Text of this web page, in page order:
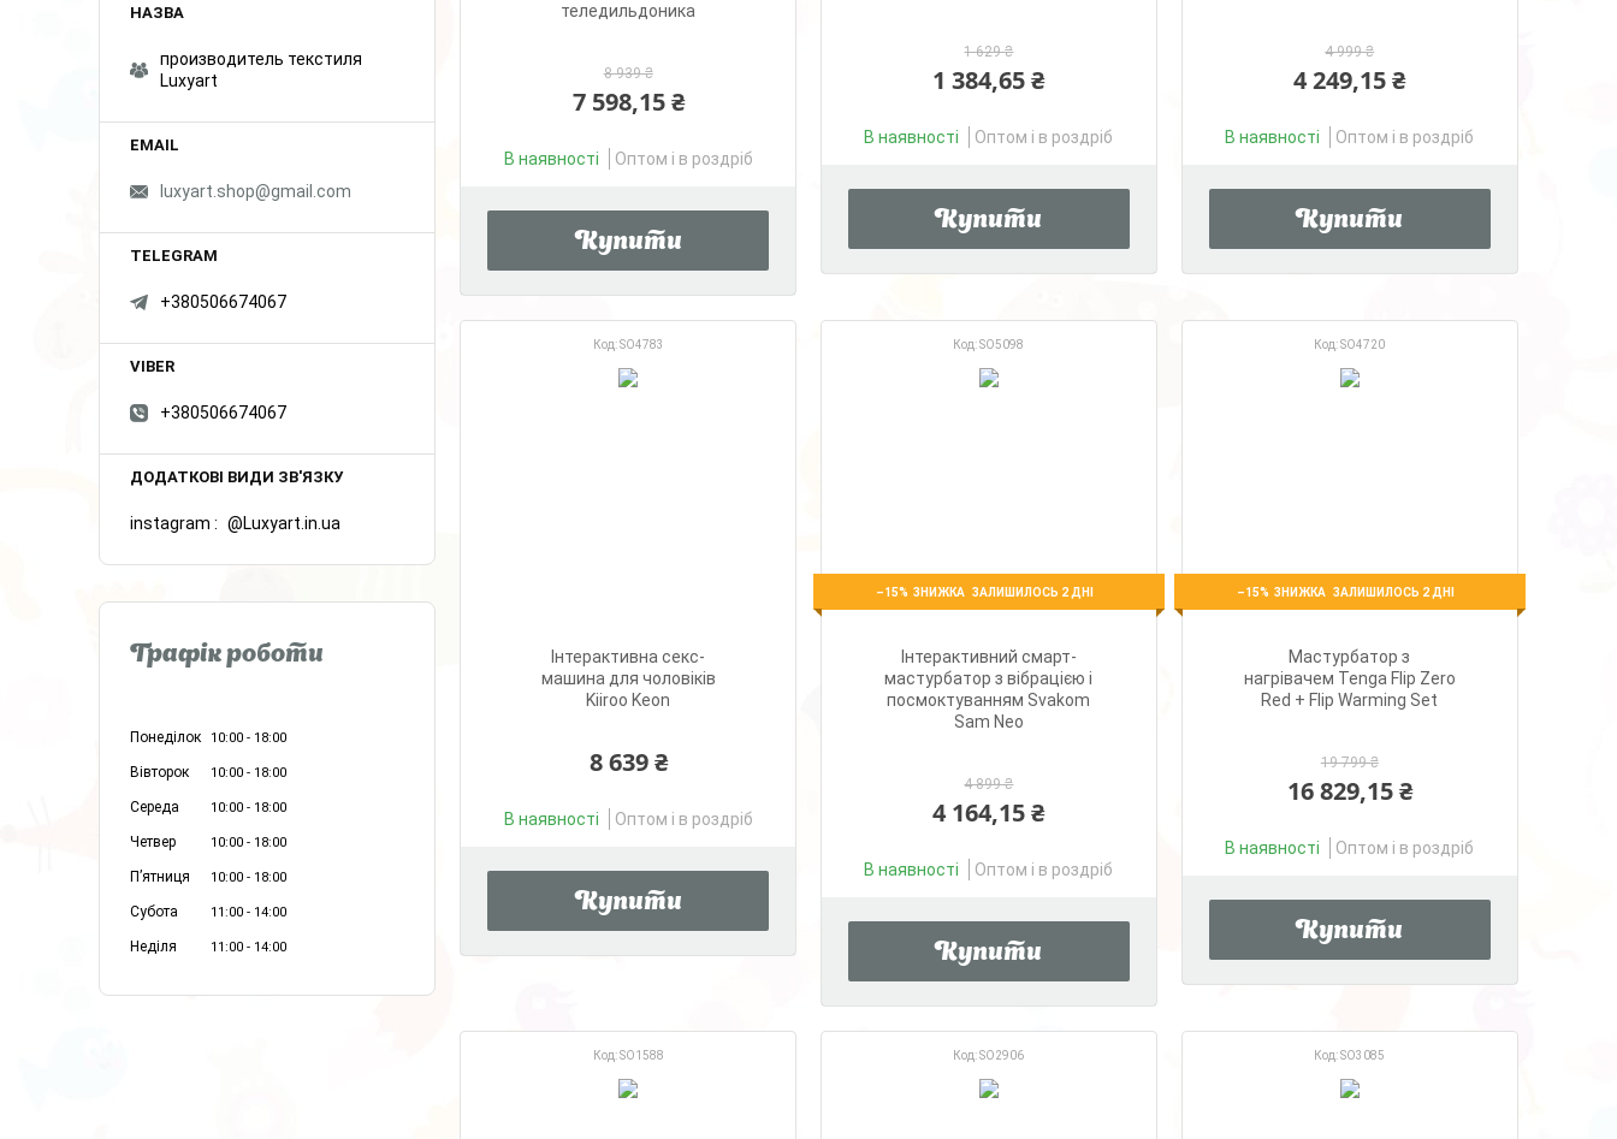
теледильдоника
8 939 ₴
7 598,15 ₴
В наявності Оптом і в роздріб
Купити
1 629 ₴
1 384,65 ₴
В наявності Оптом і в роздріб
Купити
4 999 ₴
4 249,15 ₴
В наявності Оптом і в роздріб
Купити
SO4783
Інтерактивна секс-
машина для чоловіків
Kiiroo Keon
8 639 ₴
В наявності Оптом і в роздріб
Купити
SO5098
–15% ЗАЛИШИЛОСЬ 2 ДНІ
Інтерактивний смарт-
мастурбатор з вібрацією і
посмоктуванням Svakom
Sam Neo
4 899 ₴
4 164,15 ₴
В наявності Оптом і в роздріб
Купити
SO4720
–15% ЗАЛИШИЛОСЬ 2 ДНІ
Мастурбатор з
нагрівачем Tenga Flip Zero
Red + Flip Warming Set
19 799 ₴
16 829,15 ₴
В наявності Оптом і в роздріб
Купити
SO1588 SO2906 SO3085
производитель текстиля
Luxyart
luxyart.shop@gmail.com
+380506674067
+380506674067
instagram @Luxyart.in.ua
Графік роботи
Понеділок 10:00 18:00
Вівторок 10:00 18:00
Середа 10:00 18:00
Четвер 10:00 18:00
Пʼятниця 10:00 18:00
Субота 11:00 14:00
Неділя 11:00 14:00